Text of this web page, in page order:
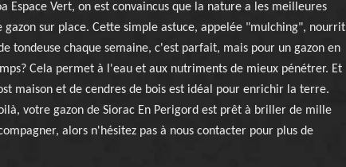
Espace Vert, on est convaincus que la nature a les meilleures
gazon sur place. Cette simple astuce, appelée "mulching", nourrit
tondeuse chaque semaine, c'est parfait, mais pour un gazon en
Cela permet à l'eau et aux nutriments de mieux pénétrer. Et
maison et de cendres de bois est idéal pour enrichir la terre.
votre gazon de Siorac En Perigord est prêt à briller de mille
alors n'hésitez pas à nous contacter pour plus de